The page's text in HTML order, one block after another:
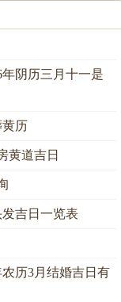
阴历三月十一是
黄历
黄道吉日
发吉日一览表
历3月结婚吉日有